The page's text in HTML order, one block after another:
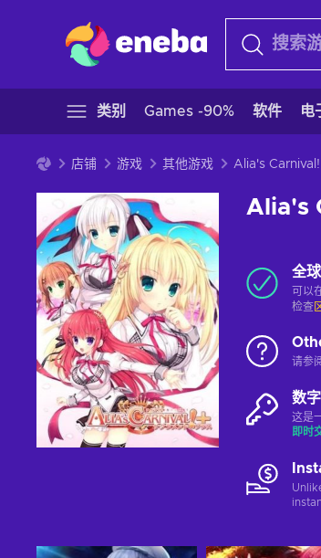
类别 Games -90% 软件 电
店铺 游戏 其他游戏
Alia's
全球
可以
检查
请参
数
这是
即时